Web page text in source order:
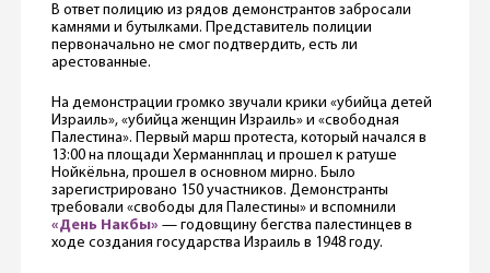
В ответ полицию из рядов демонстрантов забросали
камнями и бутылками. Представитель полиции
первоначально не смог подтвердить, есть ли
арестованные.
На демонстрации громко звучали крики «убийца детей
Израиль», «убийца женщин Израиль» и «свободная
Палестина». Первый марш протеста, который начался в
13:00 на площади Херманнплац и прошел к ратуше
Нойкёльна, прошел в основном мирно. Было
зарегистрировано 150 участников. Демонстранты
требовали «свободы для Палестины» и вспомнили
«День Накбы» — годовщину бегства палестинцев в
ходе создания государства Израиль в 1948 году.